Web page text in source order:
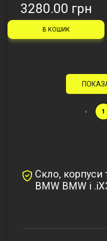
3280.00 грн
В КОШИК
‹ 1
Скло, корпуси
BMW BMW i